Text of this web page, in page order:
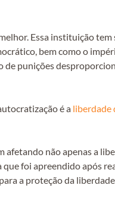
Essa instituição tem
bem como o
punições
é a liberdade
afetando não apenas a
foi apreendido após
a proteção da